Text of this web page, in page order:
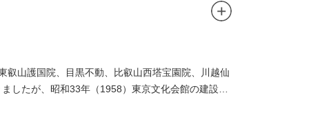
叡山護国院、目黒不動、比叡山西塔宝園院、川越仙
したが、昭和33年（1958）東京文化会館の建設の